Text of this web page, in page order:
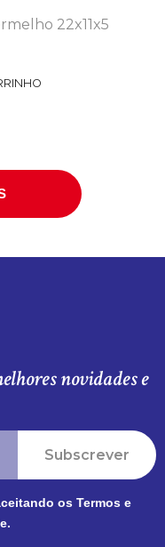
22x11x5
novidades e
Subscrever
os Termos e
.